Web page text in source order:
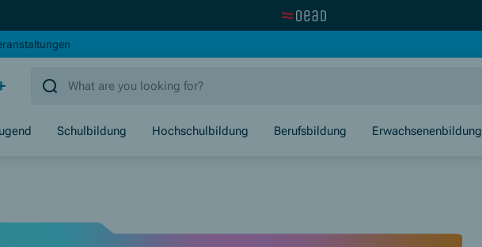
Schulbildung Hochschulbildung Berufsbildung Erwachsenenbildung